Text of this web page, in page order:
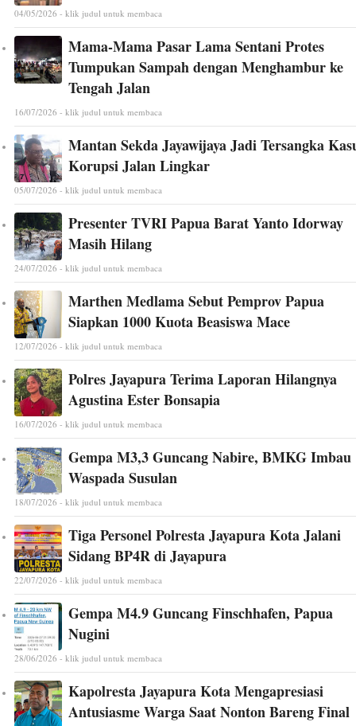
04/05/2026 - klik judul untuk membaca
Mama-Mama Pasar Lama Sentani Protes
Tumpukan Sampah dengan Menghambur ke
Tengah Jalan
16/07/2026 - klik judul untuk membaca
Mantan Sekda Jayawijaya Jadi Tersangka
Korupsi Jalan Lingkar
05/07/2026 - klik judul untuk membaca
Presenter TVRI Papua Barat Yanto Idorway
Masih Hilang
24/07/2026 - klik judul untuk membaca
Marthen Medlama Sebut Pemprov Papua
Siapkan 1000 Kuota Beasiswa Mace
12/07/2026 - klik judul untuk membaca
Polres Jayapura Terima Laporan Hilangnya
Agustina Ester Bonsapia
16/07/2026 - klik judul untuk membaca
Gempa M3,3 Guncang Nabire, BMKG Imbau
Waspada Susulan
18/07/2026 - klik judul untuk membaca
Tiga Personel Polresta Jayapura Kota Jalani
Sidang BP4R di Jayapura
22/07/2026 - klik judul untuk membaca
Gempa M4.9 Guncang Finschhafen, Papua
Nugini
28/06/2026 - klik judul untuk membaca
Kapolresta Jayapura Kota Mengapresiasi
Antusiasme Warga Saat Nonton Bareng Final